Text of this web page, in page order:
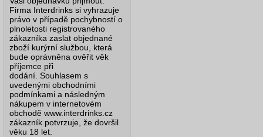
Firma Interdrinks si vyhrazuje
právo v případě pochybností o
plnoletosti registrovaného
zákazníka zaslat objednané
zboží kurýrní službou, která
bude oprávněna ověřit věk
příjemce při
dodání. Souhlasem s
uvedenými obchodními
podmínkami a následným
nákupem v internetovém
obchodě www.interdrinks.cz
zákazník potvrzuje, že dovršil
věku 18 let.